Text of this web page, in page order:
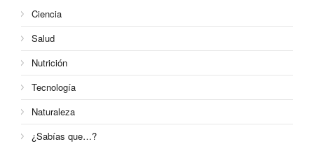
Ciencia
Salud
Nutrición
Tecnología
Naturaleza
¿Sabías que…?